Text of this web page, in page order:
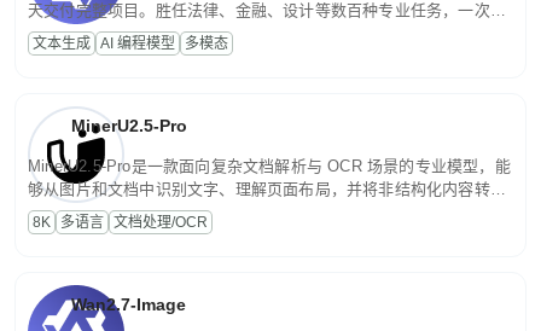
天交付完整项目。胜任法律、金融、设计等数百种专业任务，一次对
话端到端交付生产级成果。原生视觉理解贯穿规划、执行与验证全流
程，支持超长文档与长视频的深度语义解析。长程任务中自主规划与
文本生成 AI 编程模型 多模态
MinerU2.5-Pro
MinerU2.5-Pro是一款面向复杂文档解析与 OCR 场景的专业模型，能
够从图片和文档中识别文字、理解页面布局，并将非结构化内容转换
为便于存储、检索和二次处理的结构化结果。
8K 多语言 文档处理/OCR
Wan2.7-Image